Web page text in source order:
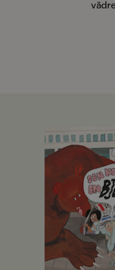
OM BOKEN
Jempa och jag är
typ. Hennes
Hawaii, och så har
häftiga saker.
lasersvärd och en
Men det passar
alla häftiga saker.
– Det går inte nu,
städat, säger
på landet.
Jempa är också